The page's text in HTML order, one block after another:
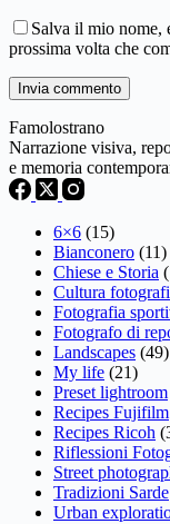
Salva il mio nome,
prossima volta che
Invia commento
Famolostrano
Narrazione visiva,
e memoria
6×6 (15)
Bianconero (11)
Chiese e Storia
Cultura
Fotografia
Fotografo di
Landscapes (49)
My life (21)
Preset lightroom
Recipes Fujifilm
Recipes Ricoh
Riflessioni
Street
Tradizioni Sarde
Urban